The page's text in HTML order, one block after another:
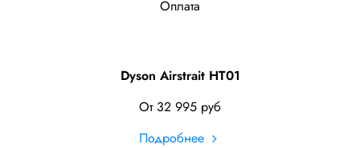
Оплата
Dyson Airstrait HT01
От 32 995 руб
Подробнее